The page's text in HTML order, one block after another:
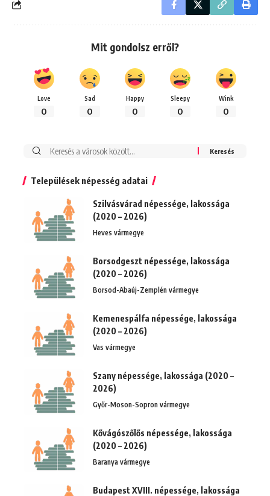
Mit gondolsz erről?
Love
0
Sad
0
Happy
0
Sleepy
0
Wink
0
Keresés:
Települések népesség adatai
Szilvásvárad népessége, lakossága
(2020 – 2026)
Heves vármegye
Borsodgeszt népessége, lakossága
(2020 – 2026)
Borsod-Abaúj-Zemplén vármegye
Kemenespálfa népessége, lakossága
(2020 – 2026)
Vas vármegye
Szany népessége, lakossága (2020 –
2026)
Győr-Moson-Sopron vármegye
Kővágószőlős népessége, lakossága
(2020 – 2026)
Baranya vármegye
Budapest XVIII. népessége, lakossága